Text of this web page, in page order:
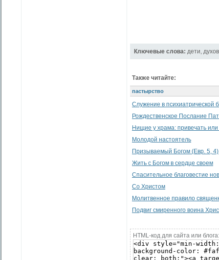
Ключевые слова: дети,
Также читайте:
пастырство
Служение в психиатрической
Рождественское Послание
Нищие у храма: привечать или
Молодой настоятель
Призываемый Богом (Евр. 5, 4)
Жить с Богом в сердце своем
Спасительное благовестие
Со Христом
Молитвенное правило
Подвиг смиренного воина
HTML-код для сайта или блога: